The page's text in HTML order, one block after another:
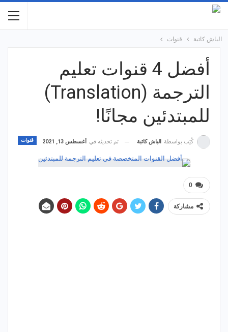
الباش كاتبة قنوات
أفضل 4 قنوات تعليم
الترجمة (Translation)
للمبتدئين مجانًا!
قنوات كُتِب بواسطة الباش كاتبة تم تحديثه في أغسطس 13, 2021
0
مشاركة